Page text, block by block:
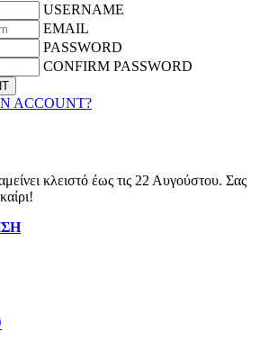
USERNAME
EMAIL
PASSWORD
CONFIRM PASSWORD
ACCOUNT?
κλειστό έως τις 22 Αυγούστου. Σας